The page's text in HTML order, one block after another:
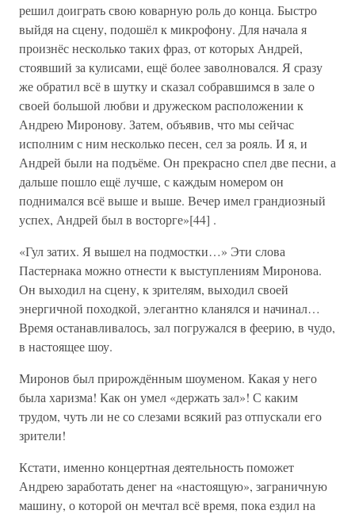
решил доиграть свою коварную роль до конца. Быстро
выйдя на сцену, подошёл к микрофону. Для начала я
произнёс несколько таких фраз, от которых Андрей,
стоявший за кулисами, ещё более заволновался. Я сразу
же обратил всё в шутку и сказал собравшимся в зале о
своей большой любви и дружеском расположении к
Андрею Миронову. Затем, объявив, что мы сейчас
исполним с ним несколько песен, сел за рояль. И я, и
Андрей были на подъёме. Он прекрасно спел две песни, а
дальше пошло ещё лучше, с каждым номером он
поднимался всё выше и выше. Вечер имел грандиозный
успех, Андрей был в восторге»[44] .
«Гул затих. Я вышел на подмостки…» Эти слова
Пастернака можно отнести к выступлениям Миронова.
Он выходил на сцену, к зрителям, выходил своей
энергичной походкой, элегантно кланялся и начинал…
Время останавливалось, зал погружался в феерию, в чудо,
в настоящее шоу.
Миронов был прирождённым шоуменом. Какая у него
была харизма! Как он умел «держать зал»! С каким
трудом, чуть ли не со слезами всякий раз отпускали его
зрители!
Кстати, именно концертная деятельность поможет
Андрею заработать денег на «настоящую», заграничную
машину, о которой он мечтал всё время, пока ездил на